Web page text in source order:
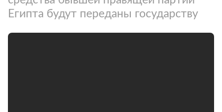
Египта будут переданы государству